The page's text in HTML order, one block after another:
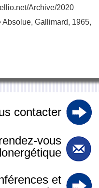
Archive/2020
Gallimard, 1965,
contacter
vous
et